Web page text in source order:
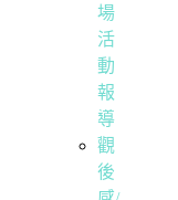
場
活
動
報
導
觀
後